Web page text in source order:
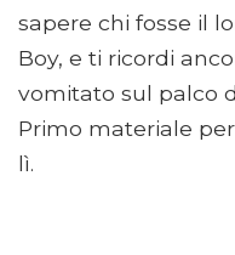
sapere chi fosse il
Boy, e ti ricordi
vomitato sul palco
Primo materiale
lì.